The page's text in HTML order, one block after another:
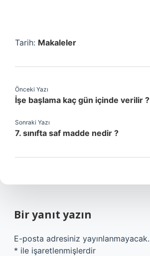
Tarih: Makaleler
Önceki Yazı
İşe başlama kaç gün içinde verilir ?
Sonraki Yazı
7. sınıfta saf madde nedir ?
Bir yanıt yazın
E-posta adresiniz yayınlanmayacak.
* ile işaretlenmişlerdir